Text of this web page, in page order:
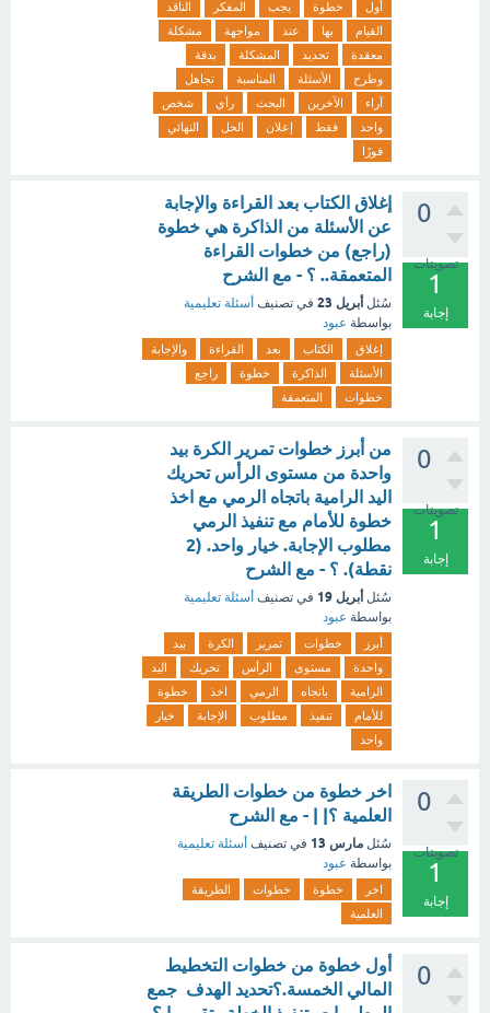
أول خطوة يجب المفكر
الناقد
القيام
بها عند مواجهة
مشكلة
معقدة
تحديد المشكلة
بدقة
وطرح
الأسئلة المناسبة
تجاهل
آراء
الآخرين البحث رأي
شخص
واحد
فقط إعلان الحل
النهائي
فورًا
0
تصويتات
1
إجابة
إغلاق الكتاب بعد القراءة والإجابة
عن الأسئلة من الذاكرة هي خطوة
(راجع) من خطوات القراءة
المتعمقة.. ؟ - مع الشرح
سُئل أبريل 23 في تصنيف أسئلة تعليمية
بواسطة عبود
إغلاق الكتاب بعد القراءة
والإجابة
الأسئلة
الذاكرة خطوة
راجع
خطوات
المتعمقة
0
تصويتات
1
إجابة
من أبرز خطوات تمرير الكرة بيد
واحدة من مستوى الرأس تحريك
اليد الرامية باتجاه الرمي مع اخذ
خطوة للأمام مع تنفيذ الرمي
مطلوب الإجابة. خيار واحد. (2
نقطة). ؟ - مع الشرح
سُئل أبريل 19 في تصنيف أسئلة تعليمية
بواسطة عبود
أبرز خطوات تمرير الكرة
بيد
واحدة
مستوى الرأس تحريك
اليد
الرامية
باتجاه الرمي اخذ
خطوة
للأمام
تنفيذ مطلوب الإجابة
خيار
واحد
0
تصويتات
1
إجابة
اخر خطوة من خطوات الطريقة
العلمية ؟| | - مع الشرح
سُئل مارس 13 في تصنيف أسئلة تعليمية
بواسطة عبود
اخر خطوة خطوات
الطريقة
العلمية
0
أول خطوة من خطوات التخطيط
المالي الخمسة.؟تحديد الهدف جمع